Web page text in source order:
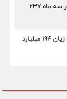
سقوط ۶۷ درصدی درآمد سایپا آذین؛ «خاذین» در سه ماه ۲۳۷
چرا رشد ۳۵ درصدی درآمد شرکت ایران ارقام به زیان ۱۹۴ میلیارد